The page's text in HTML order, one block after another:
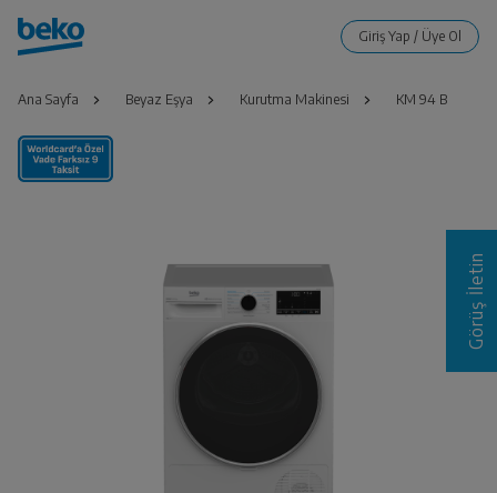
Ana Sayfa Beyaz Eşya Kurutma Makinesi KM 94 B
Görüş İletin